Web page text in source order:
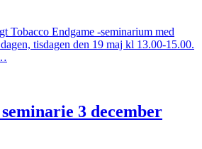
Tobacco Endgame -seminarium med
tisdagen den 19 maj kl 13.00-15.00.
3 december